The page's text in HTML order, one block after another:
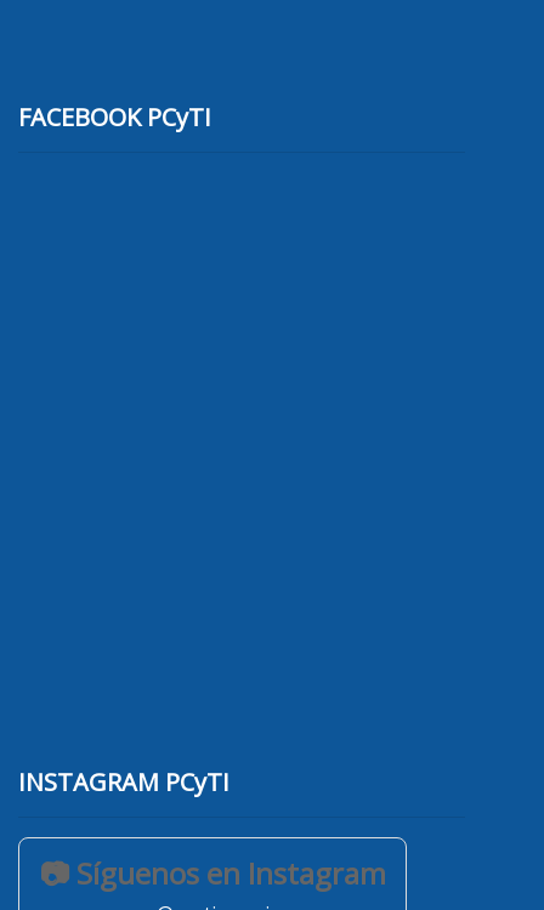
FACEBOOK PCyTI
INSTAGRAM PCyTI
📷 Síguenos en Instagram